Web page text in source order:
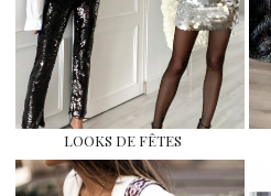
LOOKS DE FÊTES